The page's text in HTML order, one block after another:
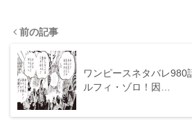
前の記事
ワンピースネタバレ980
ルフィ・ゾロ！因…